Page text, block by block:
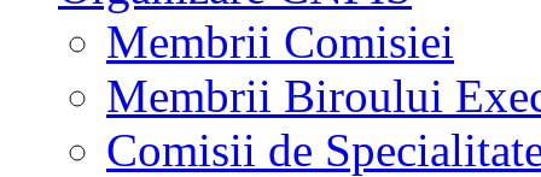
Membrii Comisiei
Membrii Biroului
Comisii de